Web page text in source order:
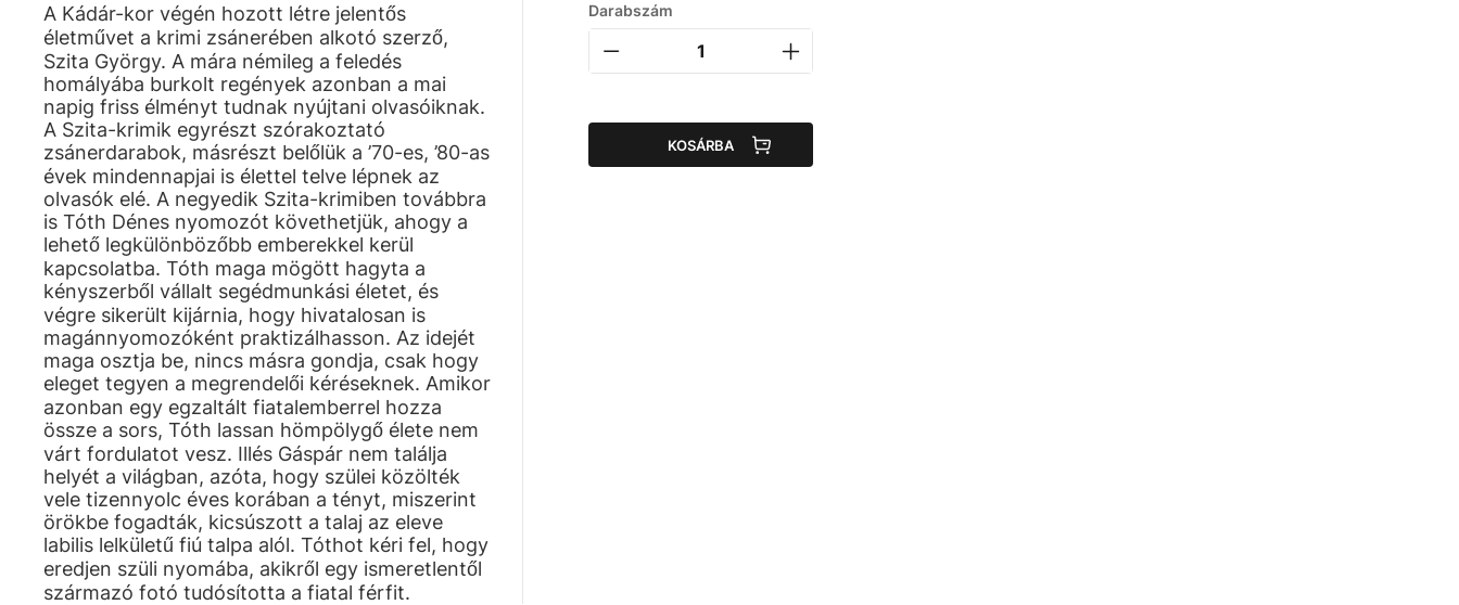
A Kádár-kor végén hozott létre jelentős
életművet a krimi zsánerében alkotó szerző,
Szita György. A mára némileg a feledés
homályába burkolt regények azonban a mai
napig friss élményt tudnak nyújtani olvasóiknak.
A Szita-krimik egyrészt szórakoztató
zsánerdarabok, másrészt belőlük a ’70-es, ’80-as
évek mindennapjai is élettel telve lépnek az
olvasók elé. A negyedik Szita-krimiben továbbra
is Tóth Dénes nyomozót követhetjük, ahogy a
lehető legkülönbözőbb emberekkel kerül
kapcsolatba. Tóth maga mögött hagyta a
kényszerből vállalt segédmunkási életet, és
végre sikerült kijárnia, hogy hivatalosan is
magánnyomozóként praktizálhasson. Az idejét
maga osztja be, nincs másra gondja, csak hogy
eleget tegyen a megrendelői kéréseknek. Amikor
azonban egy egzaltált fiatalemberrel hozza
össze a sors, Tóth lassan hömpölygő élete nem
várt fordulatot vesz. Illés Gáspár nem találja
helyét a világban, azóta, hogy szülei közölték
vele tizennyolc éves korában a tényt, miszerint
örökbe fogadták, kicsúszott a talaj az eleve
labilis lelkületű fiú talpa alól. Tóthot kéri fel, hogy
eredjen szüli nyomába, akikről egy ismeretlentől
származó fotó tudósította a fiatal férfit.
Darabszám
KOSÁRBA